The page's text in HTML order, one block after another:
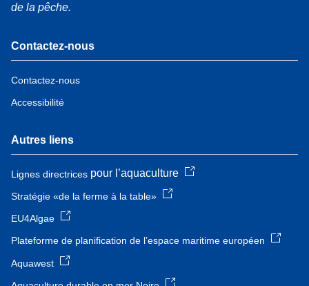
de la pêche.
Contactez-nous
Contactez-nous
Accessibilité
Autres liens
Lignes directrices pour l’aquaculture
Stratégie «de la ferme à la table»
EU4Algae
Plateforme de planification de l’espace maritime européen
Aquawest